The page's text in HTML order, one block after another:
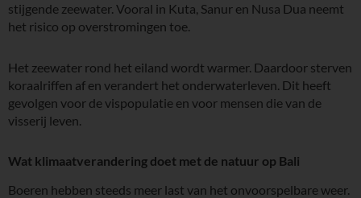
stijgende zeewater. Vooral in Kuta, Sanur en Nusa Dua neemt
het risico op overstromingen toe.
Het zeewater rond het eiland wordt warmer. Daardoor sterven
koraalriffen af en verandert het onderwaterleven. Dit heeft
gevolgen voor de vispopulatie en voor mensen die van de
visserij leven.
Wat klimaatverandering doet met de natuur op Bali
Boeren hebben steeds meer last van het onvoorspelbare weer.